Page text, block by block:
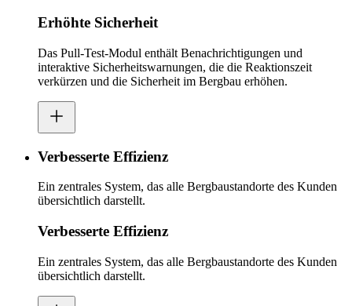
Erhöhte Sicherheit
Das Pull-Test-Modul enthält Benachrichtigungen und
interaktive Sicherheitswarnungen, die die Reaktionszeit
verkürzen und die Sicherheit im Bergbau erhöhen.
Verbesserte Effizienz
Ein zentrales System, das alle Bergbaustandorte des Kunden
übersichtlich darstellt.
Verbesserte Effizienz
Ein zentrales System, das alle Bergbaustandorte des Kunden
übersichtlich darstellt.